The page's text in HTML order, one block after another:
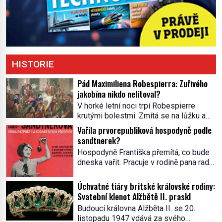
HISTORIE
Pád Maximiliena Robespierra: Zuřivého
jakobína nikdo nelitoval?
V horké letní noci trpí Robespierre
krutými bolestmi. Zmítá se na lůžku a
hlavou mu víří kolotoč myšlenek. Když
se probere z mdlob, vzpomene si na
jednu z pařížských jasnovidek, kterou
před lety navštívil. Prorokovala mu
tragický osud. Tehdy se jí vysmál.
prohlásil o něm jiný významný
francouzský revolucionář, Honoré de
Mirabeau […]
Vařila prvorepubliková hospodyně podle
sandtnerek?
Hospodyně Františka přemítá, co bude
dneska vařit. Pracuje v rodině pana rady
rychle v jedné ze „sandtnerek“.
„Zaplaťpánbůh, že už nemusíme chodit
s lístky,“ povzdechne si směrem ke
služce, kterou má v kuchyni k ruce.
Úchvatné tiáry britské královské rodiny:
Svatební klenot Alžbětě II. praskl
Budoucí královna Alžběta II. se 20.
listopadu 1947 vdává za svého